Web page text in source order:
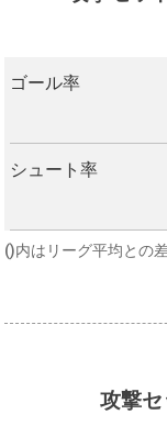
ゴール率
シュート率
()内はリーグ平均との
攻撃